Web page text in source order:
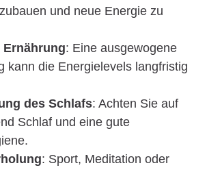
und neue Energie zu
Ernährung: Eine ausgewogene
kann die Energielevels langfristig
des Schlafs: Achten Sie auf
Schlaf und eine gute
: Sport, Meditation oder